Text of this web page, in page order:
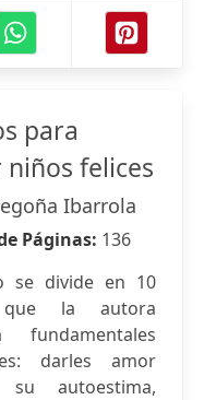
para
niños felices
Ibarrola
Páginas: 136
se divide en 10
la autora
fundamentales
darles amor
su autoestima,